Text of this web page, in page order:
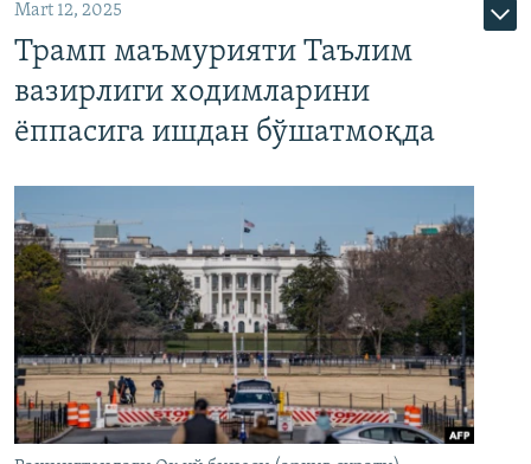
Mart 12, 2025
Трамп маъмурияти Таълим
вазирлиги ходимларини
ёппасига ишдан бўшатмоқда